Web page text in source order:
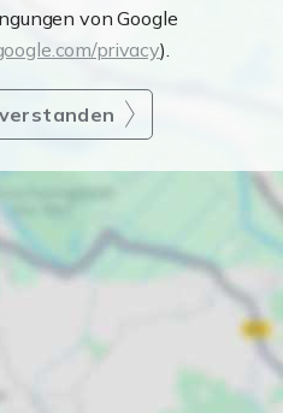
von Google
privacy).